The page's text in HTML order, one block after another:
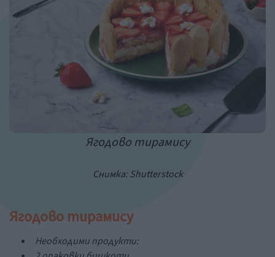
Ягодово тирамису
Снимка:Shutterstock
Ягодово тирамису
Необходими продукти: